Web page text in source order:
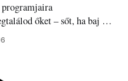
programjaira
őket – sőt, ha baj van